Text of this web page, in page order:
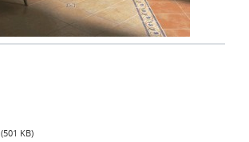
(501 KB)